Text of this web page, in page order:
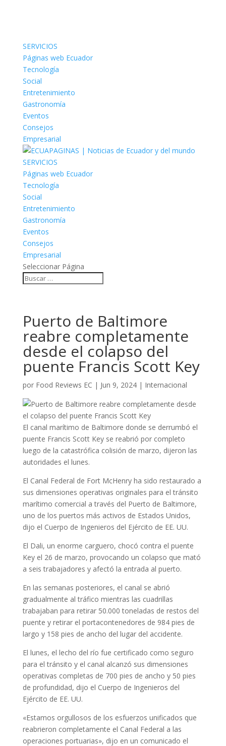
SERVICIOS
Páginas web Ecuador
Tecnología
Social
Entretenimiento
Gastronomía
Eventos
Consejos
Empresarial
SERVICIOS
Páginas web Ecuador
Tecnología
Social
Entretenimiento
Gastronomía
Eventos
Consejos
Empresarial
Seleccionar Página
Puerto de Baltimore
reabre completamente
desde el colapso del
puente Francis Scott Key
por Food Reviews EC | Jun 9, 2024| Internacional
El canal marítimo de Baltimore donde se derrumbó el
puente Francis Scott Key se reabrió por completo
luego de la catastrófica colisión de marzo, dijeron las
autoridades el lunes.
El Canal Federal de Fort McHenry ha sido restaurado a
sus dimensiones operativas originales para el tránsito
marítimo comercial a través del Puerto de Baltimore,
uno de los puertos más activos de Estados Unidos,
dijo el Cuerpo de Ingenieros del Ejército de EE. UU.
El Dali, un enorme carguero, chocó contra el puente
Key el 26 de marzo, provocando un colapso que mató
a seis trabajadores y afectó la entrada al puerto.
En las semanas posteriores, el canal se abrió
gradualmente al tráfico mientras las cuadrillas
trabajaban para retirar 50.000 toneladas de restos del
puente y retirar el portacontenedores de 984 pies de
largo y 158 pies de ancho del lugar del accidente.
El lunes, el lecho del río fue certificado como seguro
para el tránsito y el canal alcanzó sus dimensiones
operativas completas de 700 pies de ancho y 50 pies
de profundidad, dijo el Cuerpo de Ingenieros del
Ejército de EE. UU.
«Estamos orgullosos de los esfuerzos unificados que
reabrieron completamente el Canal Federal a las
operaciones portuarias», dijo en un comunicado el